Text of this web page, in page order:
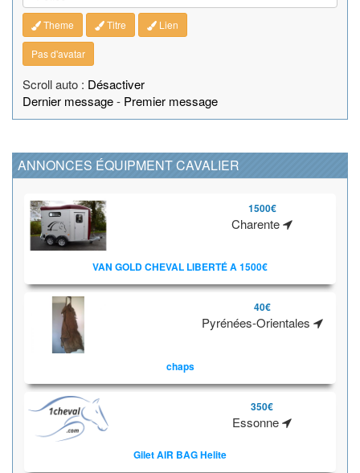
Theme Titre Lien
Pas d'avatar
Scroll auto : Désactiver
Dernier message- Premier message
ANNONCES ÉQUIPMENT CAVALIER
1500€
Charente
VAN GOLD CHEVAL LIBERTÉ A 1500€
40€
Pyrénées-Orientales
chaps
350€
Essonne
Gilet AIR BAG Helite